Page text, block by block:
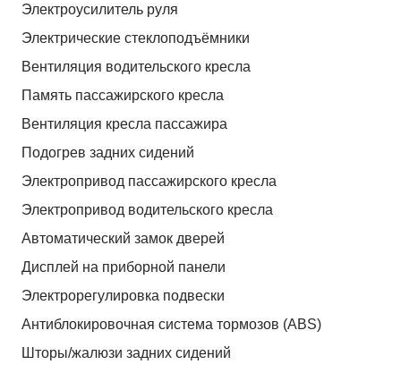
Электроусилитель руля
Электрические стеклоподъёмники
Вентиляция водительского кресла
Память пассажирского кресла
Вентиляция кресла пассажира
Подогрев задних сидений
Электропривод пассажирского кресла
Электропривод водительского кресла
Автоматический замок дверей
Дисплей на приборной панели
Электрорегулировка подвески
Антиблокировочная система тормозов (ABS)
Шторы/жалюзи задних сидений